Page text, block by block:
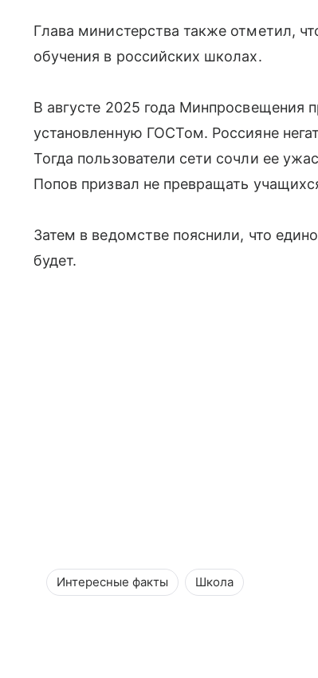
Глава министерства также отметил,
обучения в российских школах.
В августе 2025 года Минпросвещения
установленную ГОСТом. Россияне
Тогда пользователи сети сочли ее
Попов призвал не превращать
Затем в ведомстве пояснили, что
будет.
Интересные факты Школа